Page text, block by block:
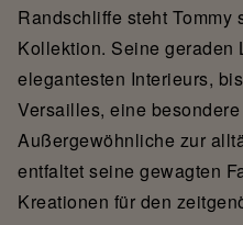
Randschliffe steht Tommy
Kollektion. Seine geraden
elegantesten Interieurs,
Versailles, eine
Außergewöhnliche zur
entfaltet seine gewagten
Kreationen für den